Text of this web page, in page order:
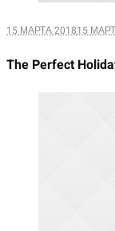
15 МАРТА 201815
The Perfect